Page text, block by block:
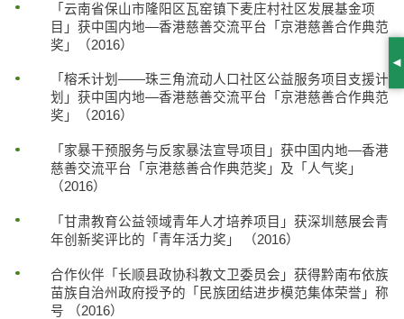
「云南省保山市隆阳区瓦窑镇下麦庄村社区发展基金项
目」获中国内地—香港慈善交流平台「京港慈善合作典范
奖」（2016）
「榕禾计划——珠三角流动人口社区公益服务项目支援计
划」获中国内地—香港慈善交流平台「京港慈善合作典范
奖」（2016）
「家暴干预服务与反家暴法宣导项目」获中国内地—香港
慈善交流平台「京港慈善合作典范奖」及「人气奖」
（2016）
「甘肃教育公益领域青年人才培养项目」获深圳慈展会青
年创新奖评比的「青年活力奖」 （2016）
合作伙伴「长顺县政协科教文卫委员会」获得黔南布依族
苗族自治州政府授予的「民族团结进步模范集体荣誉」称
号 （2016）